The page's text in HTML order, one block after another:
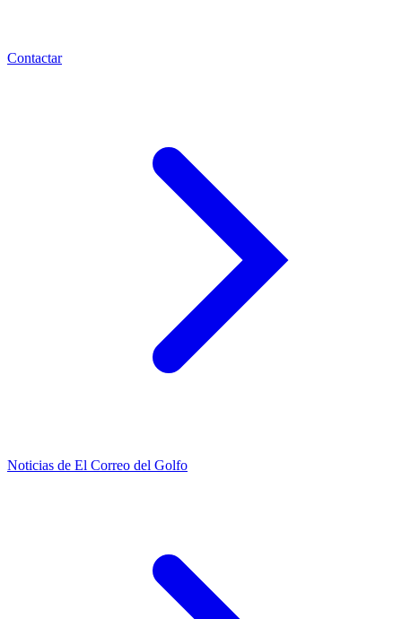
Contactar
Noticias de El Correo del Golfo